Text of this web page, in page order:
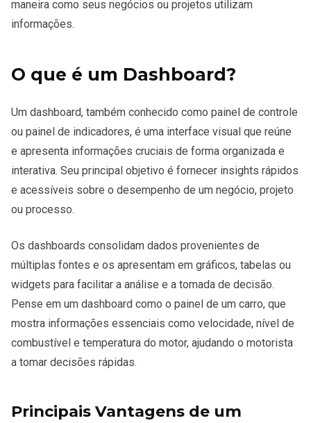
maneira como seus negócios ou projetos utilizam
informações.
O que é um Dashboard?
Um dashboard, também conhecido como painel de controle
ou painel de indicadores, é uma interface visual que reúne
e apresenta informações cruciais de forma organizada e
interativa. Seu principal objetivo é fornecer insights rápidos
e acessíveis sobre o desempenho de um negócio, projeto
ou processo.
Os dashboards consolidam dados provenientes de
múltiplas fontes e os apresentam em gráficos, tabelas ou
widgets para facilitar a análise e a tomada de decisão.
Pense em um dashboard como o painel de um carro, que
mostra informações essenciais como velocidade, nível de
combustível e temperatura do motor, ajudando o motorista
a tomar decisões rápidas.
Principais Vantagens de um